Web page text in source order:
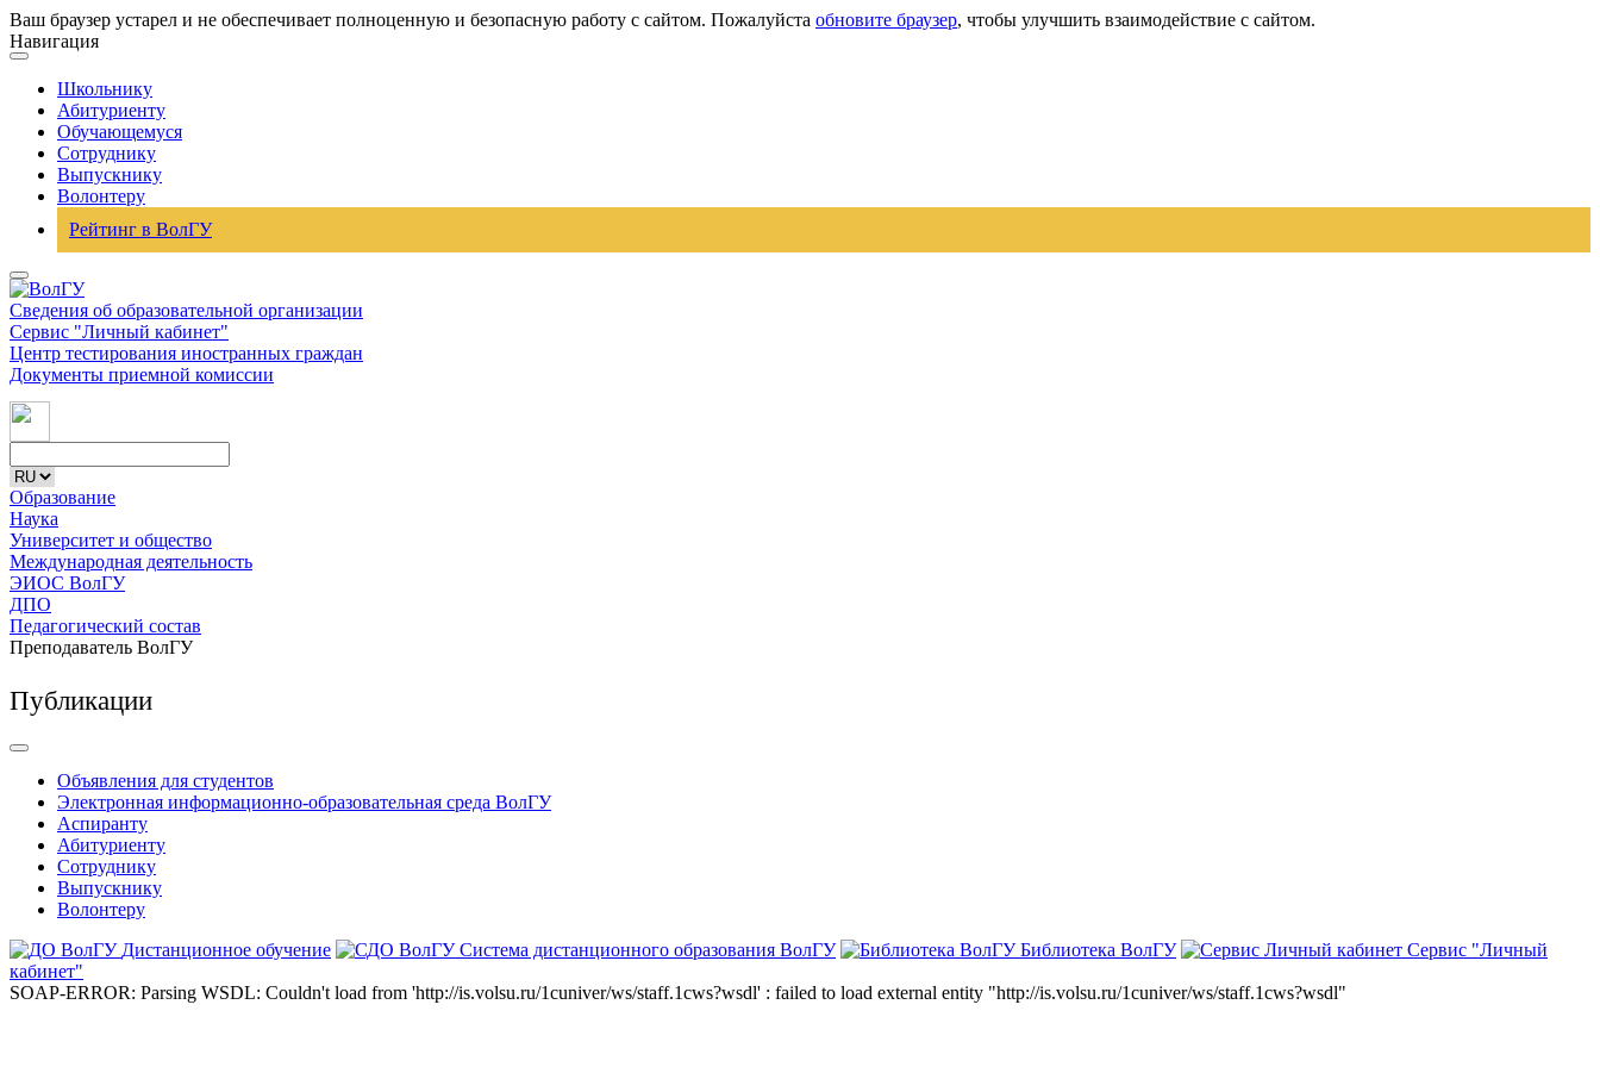
Ваш браузер устарел и не обеспечивает полноценную и безопасную работу с сайтом. Пожалуйста обновите браузер, чтобы улучшить взаимодействие с сайтом.
Навигация
Школьнику
Абитуриенту
Обучающемуся
Сотруднику
Выпускнику
Волонтеру
Рейтинг в ВолГУ
Сведения об образовательной организации
Сервис "Личный кабинет"
Центр тестирования иностранных граждан
Документы приемной комиссии
Образование
Наука
Университет и общество
Международная деятельность
ЭИОС ВолГУ
ДПО
Педагогический состав
Преподаватель ВолГУ
Публикации
Объявления для студентов
Электронная информационно-образовательная среда ВолГУ
Аспиранту
Абитуриенту
Сотруднику
Выпускнику
Волонтеру
Дистанционное обучение
Система дистанционного образования ВолГУ Библиотека ВолГУ
Сервис "Личный
кабинет"
SOAP-ERROR: Parsing WSDL: Couldn't load from 'http://is.volsu.ru/1cuniver/ws/staff.1cws?wsdl' : failed to load external entity "http://is.volsu.ru/1cuniver/ws/staff.1cws?wsdl"